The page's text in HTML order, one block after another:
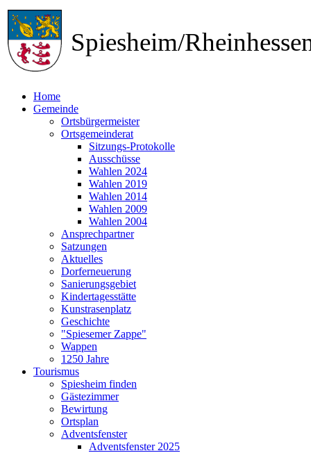
Spiesheim/
Home
Gemeinde
Ortsbürgermeister
Ortsgemeinderat
Sitzungs-Protokolle
Ausschüsse
Wahlen 2024
Wahlen 2019
Wahlen 2014
Wahlen 2009
Wahlen 2004
Ansprechpartner
Satzungen
Aktuelles
Dorferneuerung
Sanierungsgebiet
Kindertagesstätte
Kunstrasenplatz
Geschichte
"Spiesemer Zappe"
Wappen
1250 Jahre
Tourismus
Spiesheim finden
Gästezimmer
Bewirtung
Ortsplan
Adventsfenster
Adventsfenster 2025